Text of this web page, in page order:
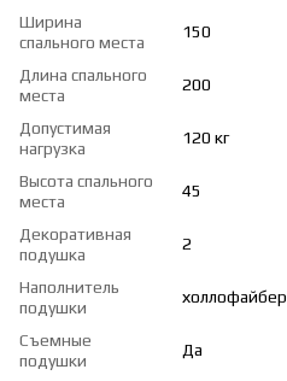
Ширина
спального места
150
Длина спального
места
200
Допустимая
нагрузка
120 кг
Высота спального
места
45
Декоративная
подушка
2
Наполнитель
подушки
холлофайбер
Съемные
подушки
Да